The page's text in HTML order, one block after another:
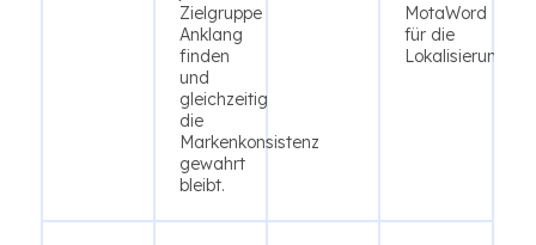
Zielgruppe
Anklang
finden
und
gleichzeitig
die
Markenkonsistenz
gewahrt
bleibt.
MotaWord
für die
Lokalisierung.